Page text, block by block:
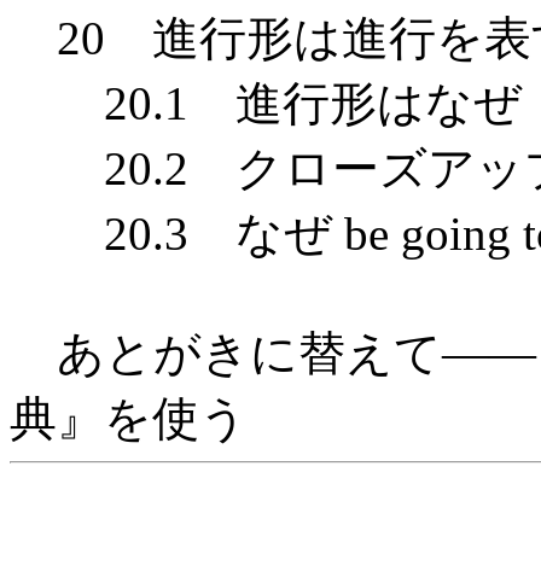
20 進行形は進行を表
20.1 進行形はなぜ〈
20.2 クローズアッ
20.3 なぜ be going
あとがきに替えて――
典』を使う